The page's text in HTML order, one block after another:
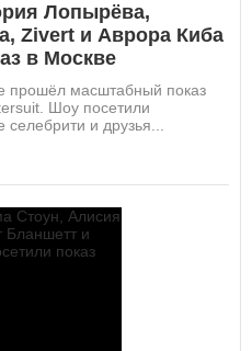
Лопырёва,
Zivert и Аврора Киба
в Москве
прошёл масштабный показ
Шоу посетили
и друзья...